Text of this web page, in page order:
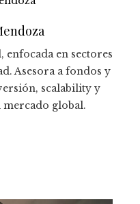
enfocada en sectores
Asesora a fondos y
scalability y
mercado global.